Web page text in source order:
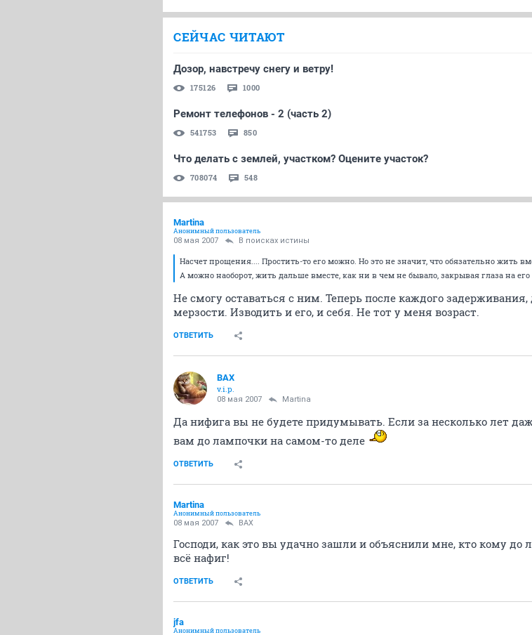
СЕЙЧАС ЧИТАЮТ
Дозор, навстречу снегу и ветру!
175126 1000
Ремонт телефонов - 2 (часть 2)
541753 850
Что делать с землей, участком? Оцените участок?
708074 548
Martina
Анонимный пользователь
08 мая 2007 В поисках истины
Насчет прощения.... Простить-то его можно. Но это не значит, что обязательно жить
А можно наоборот, жить дальше вместе, как ни в чем не бывало, закрывая глаза на
Не смогу оставаться с ним. Теперь после каждого
мерзости. Изводить и его, и себя. Не тот у меня возраст.
ОТВЕТИТЬ
ВАХ
v.i.p.
08 мая 2007 Martina
Да нифига вы не будете придумывать. Если за несколько лет
вам до лампочки на самом-то деле
ОТВЕТИТЬ
Martina
Анонимный пользователь
08 мая 2007 ВАХ
Господи, как это вы удачно зашли и объяснили мне, кто кому до
всё нафиг!
ОТВЕТИТЬ
jfa
Анонимный пользователь